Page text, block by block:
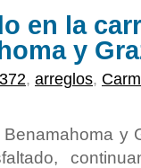
en la
y
, arreglos,
y